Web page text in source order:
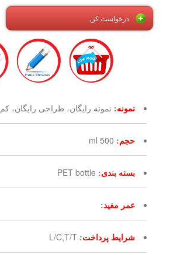
درخواست کن
نمونه: نمونه رایگان، طراحی رایگان، کم MOQ
حجم:
500 ml
بسته بندی:
PET bottle
عمر مفید:
شرایط پرداخت:
L/C,T/T